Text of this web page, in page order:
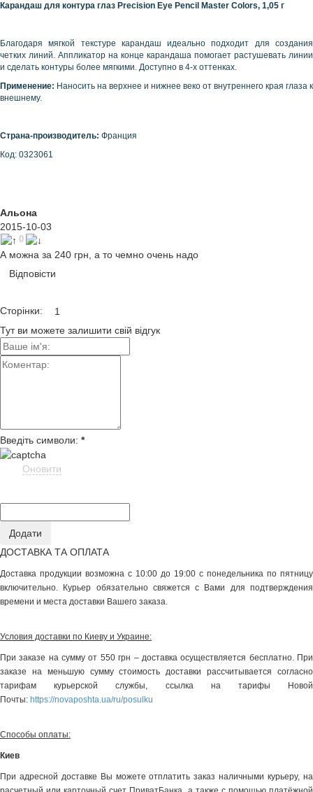
Карандаш для контура глаз Precision Eye Pencil Master Colors, 1,05 г
Благодаря мягкой текстуре карандаш идеально подходит для создания
четких линий. Аппликатор на конце карандаша помогает растушевать линии
и сделать контуры более мягкими. Доступно в 4-х оттенках.
Применение: Наносить на верхнее и нижнее веко от внутреннего края глаза к
внешнему.
Страна-производитель: Франция
Код: 0323061
Альона
2015-10-03
0
А можна за 240 грн, а то чемно очень надо
Відповісти
Сторінки:
1
Тут ви можете залишити свій відгук
Введіть символи: *
Оновити
ДОСТАВКА ТА ОПЛАТА
Доставка продукции возможна с 10:00 до 19:00 с понедельника по пятницу
включительно. Курьер обязательно свяжется с Вами для подтверждения
времени и места доставки Вашего заказа.
Условия доставки по Киеву и Украине:
При заказе на сумму от 550 грн – доставка осуществляется бесплатно. При
заказе на меньшую сумму стоимость доставки рассчитывается согласно
тарифам курьерской службы, ссылка на тарифы Новой
Почты: https://novaposhta.ua/ru/posulku
Способы оплаты:
Киев
При адресной доставке Вы можете отплатить заказ наличными курьеру, на